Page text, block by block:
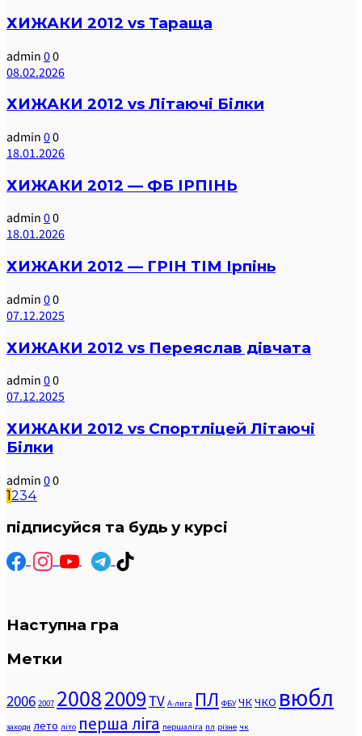
ХИЖАКИ 2012 vs Тараща
admin 00
08.02.2026
ХИЖАКИ 2012 vs Літаючі Білки
admin 00
18.01.2026
ХИЖАКИ 2012 — ФБ ІРПІНЬ
admin 00
18.01.2026
ХИЖАКИ 2012 — ГРІН ТІМ Ірпінь
admin 00
07.12.2025
ХИЖАКИ 2012 vs Переяслав дівчата
admin 00
07.12.2025
ХИЖАКИ 2012 vs Спортліцей Літаючі
Білки
admin 00
1234
підписуйся та будь у курсі
Наступна гра
Метки
2006 2007 20082009TV А-лига ПЛ ФБУ ЧКЧКО вюбл
заходи лето літо перша ліга першаліга пл різне чк